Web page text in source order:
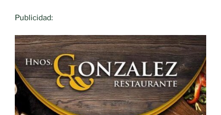
Publicidad: